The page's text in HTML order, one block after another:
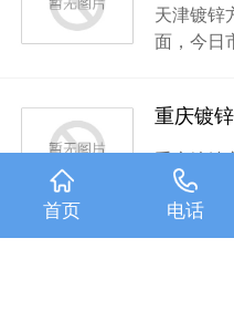
天津镀锌
面，今日
重庆镀锌
场：期
首页 电话